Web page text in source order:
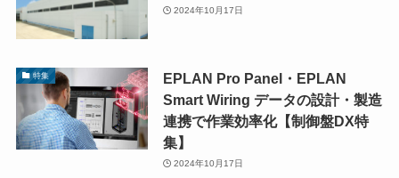
2024年10月17日
特集
EPLAN Pro Panel・EPLAN
Smart Wiring データの設計・製造
連携で作業効率化【制御盤DX特
集】
2024年10月17日